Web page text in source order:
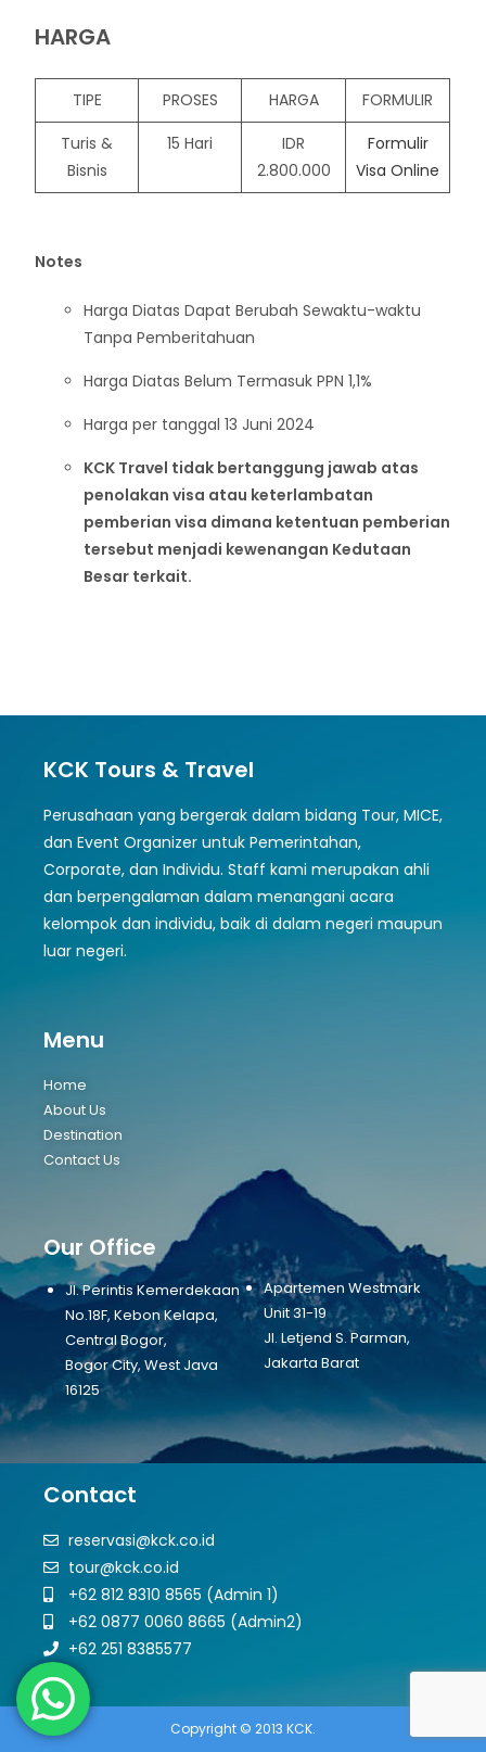
HARGA
TIPE PROSES HARGA
FORMULIR
Turis &
Bisnis
15 Hari
IDR
2.800.000
Formulir
Visa Online
Notes
Harga Diatas Dapat Berubah Sewaktu-waktu
Tanpa Pemberitahuan
Harga Diatas Belum Termasuk PPN 1,1%
Harga per tanggal 13 Juni 2024
KCK Travel tidak bertanggung jawab atas
penolakan visa atau keterlambatan
pemberian visa dimana ketentuan pemberian
tersebut menjadi kewenangan Kedutaan
Besar terkait.
KCK Tours & Travel
Perusahaan yang bergerak dalam bidang Tour, MICE,
dan Event Organizer untuk Pemerintahan,
Corporate, dan Individu. Staff kami merupakan ahli
dan berpengalaman dalam menangani acara
kelompok dan individu, baik di dalam negeri maupun
luar negeri.
Menu
Home
About Us
Destination
Contact Us
Our Office
Jl. Perintis Kemerdekaan
No.18F, Kebon Kelapa,
Central Bogor,
Bogor City, West Java
16125
Apartemen Westmark
Unit 31-19
Jl. Letjend S. Parman,
Jakarta Barat
Contact
reservasi@kck.co.id
tour@kck.co.id
+62 812 8310 8565 (Admin 1)
+62 0877 0060 8665 (Admin2)
+62 251 8385577
Copyright © 2013 KCK.